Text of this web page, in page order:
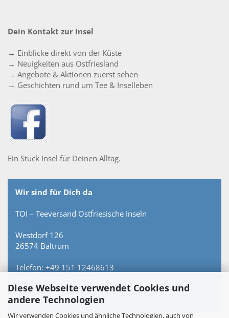
Diese Webseite verwendet Cookies und
andere Technologien
Wir verwenden Cookies und ähnliche Technologien, auch von
Dein Kontakt zur Insel
→ Einblicke direkt von der Küste
→ Neuigkeiten aus Ostfriesland
→ Angebote & Aktionen zuerst sehen
→ Geschichten rund um Tee & Inselleben
Ein Stück Insel für Deinen Alltag.
Wir sind für Dich da
TOI – Teeversand Ostfriesische Inseln
Westdorf 126
26574 Baltrum
Telefon: +49 151 12468613
Persönlich erreichbar – keine Hotline.